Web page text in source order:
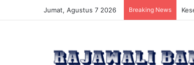
Jumat, Agustus 7 2026 Breaking News